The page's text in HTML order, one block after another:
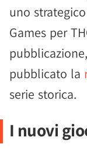
uno
Games per
pubblicato la
serie storica.
I nuovi